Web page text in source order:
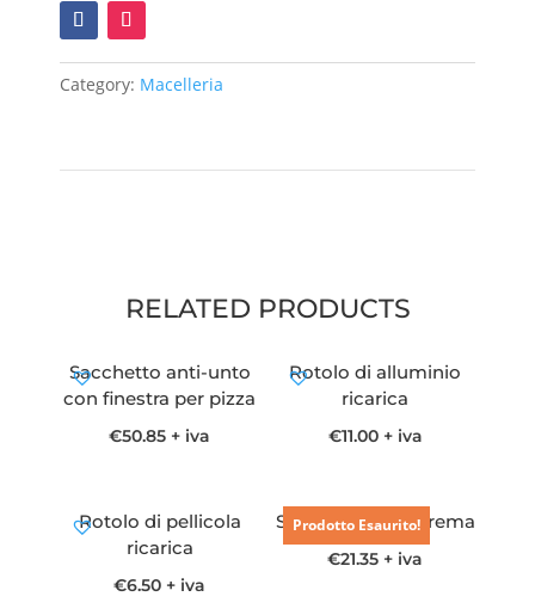
Category: Macelleria
RELATED PRODUCTS
Sacchetto anti-unto
con finestra per pizza
€50.85 + iva
Rotolo di alluminio
ricarica
€11.00 + iva
Rotolo di pellicola
ricarica
€6.50 + iva
Prodotto Esaurito!
Spago spoletta crema
€21.35 + iva